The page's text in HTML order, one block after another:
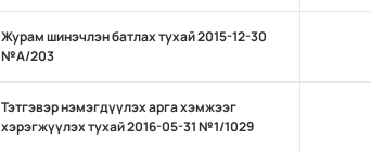
Журам шинэчлэн батлах тухай 2015-12-30
№А/203
Тэтгэвэр нэмэгдүүлэх арга хэмжээг
хэрэгжүүлэх тухай 2016-05-31 №1/1029